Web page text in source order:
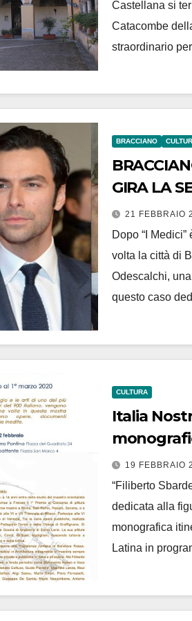
Castellana si
Catacombe
straordinario
BRACCIANO
GIRA LA
VINCI. A
21 FEBBRAIO
Dopo “I
volta la città di
Odescalchi,
questo caso
CULTURA
Italia
di Filiberto
febbraio al
19 FEBBRAIO
“Filiberto
dedicata alla
monografica
Latina in